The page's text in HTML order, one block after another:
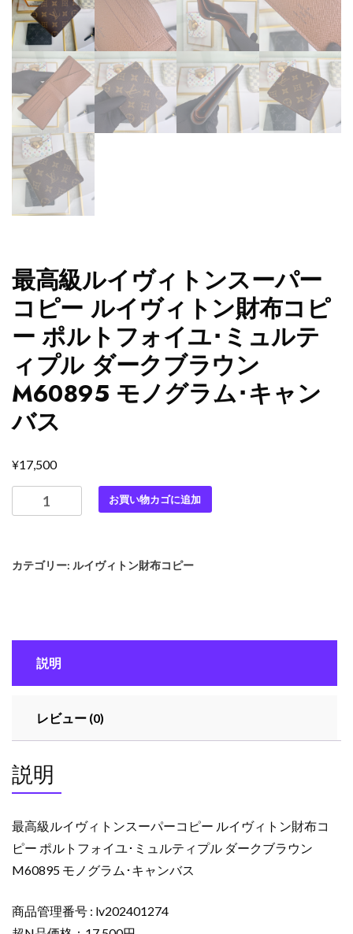
最高級ルイヴィトンスーパー
コピー ルイヴィトン財布コピ
ー ポルトフォイユ･ミュルテ
ィプル ダークブラウン
M60895 モノグラム･キャン
バス
¥17,500
高
イ
ン
ー
コ
ー
ル
ヴ
ィ
ト
財
布
お買い物カゴに追加
カテゴリー: ルイヴィトン財布コピー
説明
レビュー (0)
説明
最高級ルイヴィトンスーパーコピー ルイヴィトン財布コ
ピー ポルトフォイユ･ミュルティプル ダークブラウン
M60895 モノグラム･キャンバス
商品管理番号 : lv202401274